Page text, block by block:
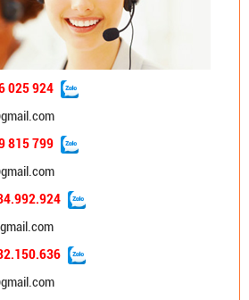
025 924
815 799